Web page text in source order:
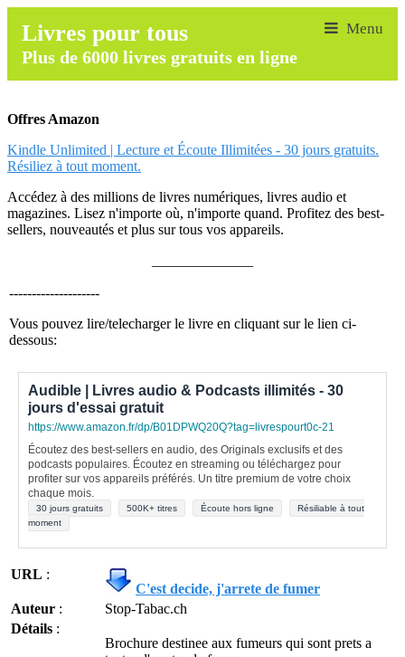
Livres pour tous
Plus de 6000 livres gratuits en ligne
Offres Amazon
Kindle Unlimited | Lecture et Écoute Illimitées - 30 jours gratuits.
Résiliez à tout moment.
Accédez à des millions de livres numériques, livres audio et
magazines. Lisez n'importe où, n'importe quand. Profitez des best-
sellers, nouveautés et plus sur tous vos appareils.
--------------------
Vous pouvez lire/telecharger le livre en cliquant sur le lien ci-
dessous:
Audible | Livres audio & Podcasts illimités - 30
jours d'essai gratuit
https://www.amazon.fr/dp/B01DPWQ20Q?tag=livrespourt0c-21
Écoutez des best-sellers en audio, des Originals exclusifs et des
podcasts populaires. Écoutez en streaming ou téléchargez pour
profiter sur vos appareils préférés. Un titre premium de votre choix
chaque mois.
30 jours gratuits 500K+ titres Écoute hors ligne
Résiliable à tout
moment
URL :
C'est decide, j'arrete de fumer
Auteur :
Stop-Tabac.ch
Détails :
Brochure destinee aux fumeurs qui sont prets a